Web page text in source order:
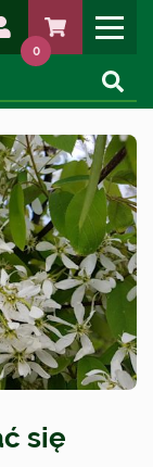
0
się